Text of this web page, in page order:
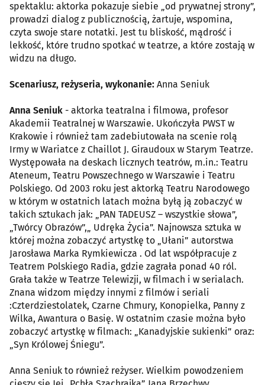
spektaklu: aktorka pokazuje siebie „od prywatnej strony”,
prowadzi dialog z publicznością, żartuje, wspomina,
czyta swoje stare notatki. Jest tu bliskość, mądrość i
lekkość, które trudno spotkać w teatrze, a które zostają w
widzu na długo.
Scenariusz, reżyseria, wykonanie: Anna Seniuk
Anna Seniuk - aktorka teatralna i filmowa, profesor
Akademii Teatralnej w Warszawie. Ukończyła PWST w
Krakowie i również tam zadebiutowała na scenie rolą
Irmy w Wariatce z Chaillot J. Giraudoux w Starym Teatrze.
Występowała na deskach licznych teatrów, m.in.: Teatru
Ateneum, Teatru Powszechnego w Warszawie i Teatru
Polskiego. Od 2003 roku jest aktorką Teatru Narodowego
w którym w ostatnich latach można byłą ją zobaczyć w
takich sztukach jak: „PAN TADEUSZ – wszystkie słowa”,
„Twórcy Obrazów”,„ Udręka Życia”. Najnowsza sztuka w
której można zobaczyć artystkę to „Ułani” autorstwa
Jarosława Marka Rymkiewicza . Od lat współpracuje z
Teatrem Polskiego Radia, gdzie zagrała ponad 40 ról.
Grała także w Teatrze Telewizji, w filmach i w serialach.
Znana widzom między innymi z filmów i seriali
:Czterdziestolatek, Czarne Chmury, Konopielka, Panny z
Wilka, Awantura o Basię. W ostatnim czasie można było
zobaczyć artystkę w filmach: „Kanadyjskie sukienki” oraz:
„Syn Królowej Śniegu”.
Anna Seniuk to również reżyser. Wielkim powodzeniem